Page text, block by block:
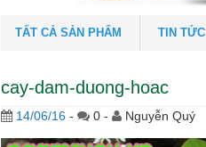
TẤT CẢ SẢN PHẨM TIN TỨC
cay-dam-duong-hoac
14/06/16 - 0 - Nguyễn Quý